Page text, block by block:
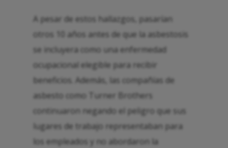
A pesar de estos hallazgos, pasarían
otros 10 años antes de que la asbestosis
se incluyera como una enfermedad
ocupacional elegible para recibir
beneficios. Además, las compañías de
asbesto como Turner Brothers
continuaron negando el peligro que sus
lugares de trabajo representaban para
los empleados y no abordaron la